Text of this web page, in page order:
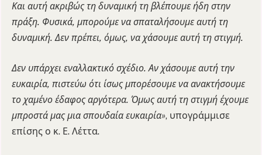
Και αυτή ακριβώς τη δυναμική τη βλέπουμε ήδη στην
πράξη. Φυσικά, μπορούμε να σπαταλήσουμε αυτή τη
δυναμική. Δεν πρέπει, όμως, να χάσουμε αυτή τη στιγμή.
Δεν υπάρχει εναλλακτικό σχέδιο. Αν χάσουμε αυτή την
ευκαιρία, πιστεύω ότι ίσως μπορέσουμε να ανακτήσουμε
το χαμένο έδαφος αργότερα. Όμως αυτή τη στιγμή έχουμε
μπροστά μας μια σπουδαία ευκαιρία», υπογράμμισε
επίσης ο κ. Ε. Λέττα.